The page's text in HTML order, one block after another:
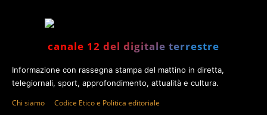
canale 12 del digitale terrestre
Informazione con rassegna stampa del mattino in diretta,
telegiornali, sport, approfondimento, attualità e cultura.
Chi siamo Codice Etico e Politica editoriale